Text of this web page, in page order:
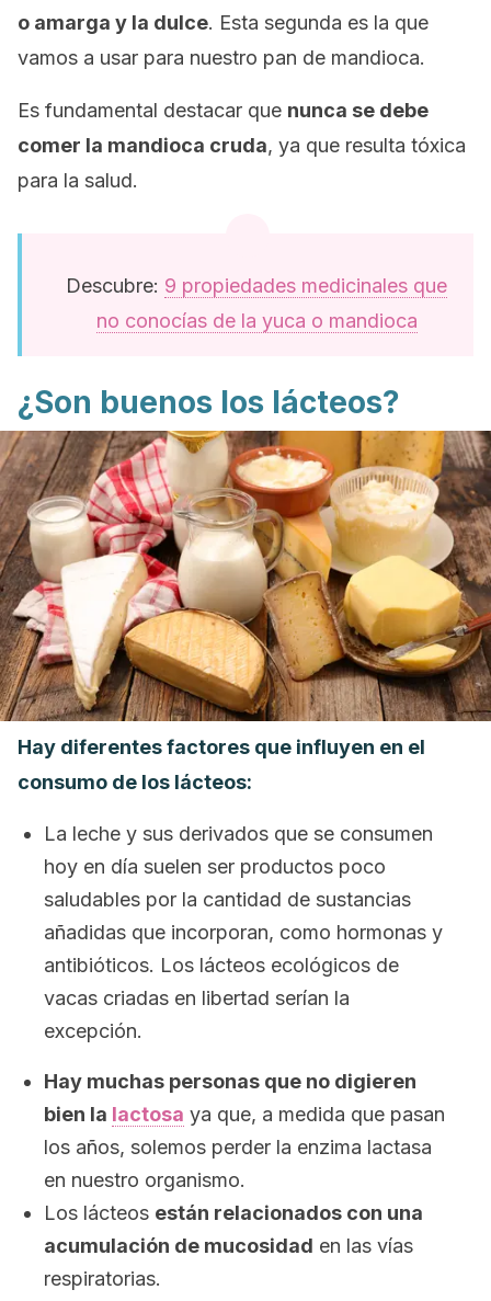
o amarga y la dulce. Esta segunda es la que
vamos a usar para nuestro pan de mandioca.
Es fundamental destacar que nunca se debe
comer la mandioca cruda, ya que resulta tóxica
para la salud.
Descubre: 9 propiedades medicinales que
no conocías de la yuca o mandioca
¿Son buenos los lácteos?
Hay diferentes factores que influyen en el
consumo de los lácteos:
La leche y sus derivados que se consumen
hoy en día suelen ser productos poco
saludables por la cantidad de sustancias
añadidas que incorporan, como hormonas y
antibióticos. Los lácteos ecológicos de
vacas criadas en libertad serían la
excepción.
Hay muchas personas que no digieren
bien la lactosa ya que, a medida que pasan
los años, solemos perder la enzima lactasa
en nuestro organismo.
Los lácteos están relacionados con una
acumulación de mucosidad en las vías
respiratorias.